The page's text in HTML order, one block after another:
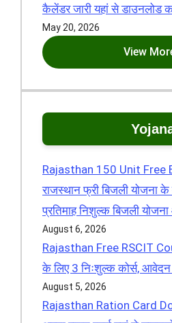
कैलेंडर जारी यहां से डाउनलोड
May 20, 2026
View
Rajasthan 150 Unit Free
राजस्थान फ्री बिजली योजना
प्रतिमाह निशुल्क बिजली
August 6, 2026
Rajasthan Free RSCIT
के लिए 3 निःशुल्क कोर्स,
August 5, 2026
Rajasthan Ration Card